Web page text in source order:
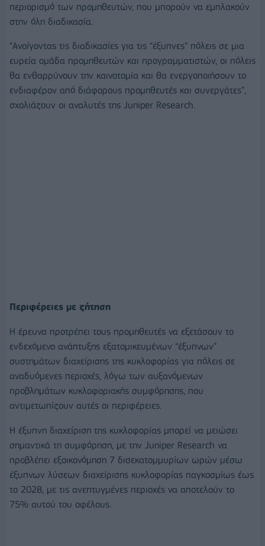
περιορισμό των προμηθευτών, που μπορούν να εμπλακούν
στην όλη διαδικασία.
“Ανοίγοντας τις διαδικασίες για τις “έξυπνες” πόλεις σε μια
ευρεία ομάδα προμηθευτών και προγραμματιστών, οι πόλεις
θα ενθαρρύνουν την καινοτομία και θα ενεργοποιήσουν το
ενδιαφέρον από διάφορους προμηθευτές και συνεργάτες”,
σχολιάζουν οι αναλυτές της Juniper Research.
Περιφέρειες με ζήτηση
Η έρευνα προτρέπει τους προμηθευτές να εξετάσουν το
ενδεχόμενο ανάπτυξης εξατομικευμένων “έξυπνων”
συστημάτων διαχείρισης της κυκλοφορίας για πόλεις σε
αναδυόμενες περιοχές, λόγω των αυξανόμενων
προβλημάτων κυκλοφοριακής συμφόρησης, που
αντιμετωπίζουν αυτές οι περιφέρειες.
Η έξυπνη διαχείριση της κυκλοφορίας μπορεί να μειώσει
σημαντικά τη συμφόρηση, με την Juniper Research να
προβλέπει εξοικονόμηση 7 δισεκατομμυρίων ωρών μέσω
έξυπνων λύσεων διαχείρισης κυκλοφορίας παγκοσμίως έως
το 2028, με τις ανεπτυγμένες περιοχές να αποτελούν το
75% αυτού του οφέλους.